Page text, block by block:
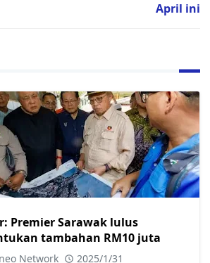
April ini
Premier Sarawak lulus
tambahan RM10 juta
Network 2025/1/31